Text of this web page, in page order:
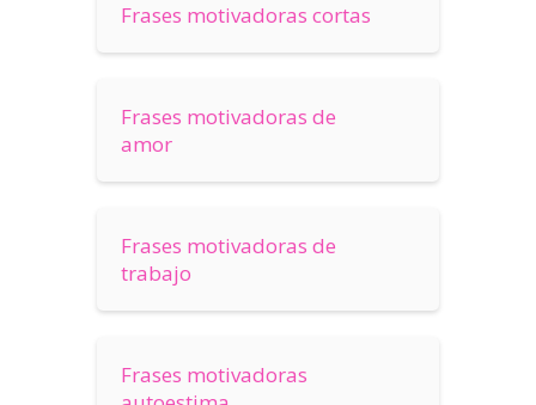
Frases motivadoras cortas
Frases motivadoras de
amor
Frases motivadoras de
trabajo
Frases motivadoras